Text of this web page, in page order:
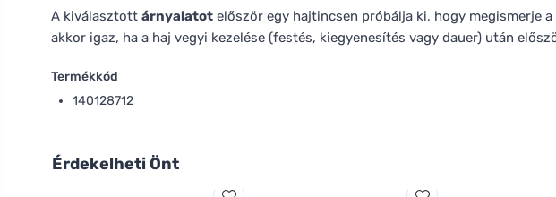
A kiválasztott árnyalatot először egy hajtincsen próbálja ki, hogy megismerje
akkor igaz, ha a haj vegyi kezelése (festés, kiegyenesítés vagy dauer) után
Termékkód
140128712
Érdekelheti Önt